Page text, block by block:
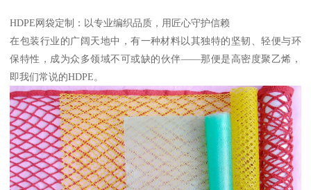
HDPE网袋定制：以专业编织品质，用匠心守护信赖
在包装行业的广阔天地中，有一种材料以其独特的坚韧、轻便与环
保特性，成为众多领域不可或缺的伙伴——那便是高密度聚乙烯，
即我们常说的HDPE。